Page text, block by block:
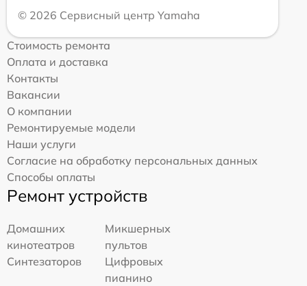
© 2026 Сервисный центр Yamaha
Стоимость ремонта
Оплата и доставка
Контакты
Вакансии
О компании
Ремонтируемые модели
Наши услуги
Согласие на обработку персональных данных
Способы оплаты
Ремонт устройств
Домашних
кинотеатров
Микшерных
пультов
Синтезаторов
Цифровых
пианино